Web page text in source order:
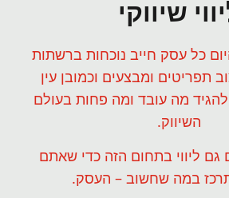
שיווקי
כל עסק חייב נוכחות ברשתות
תפריטים ומבצעים וכמובן עין
מה עובד ומה פחות בעולם
השיווק.
גם ליווי בתחום הזה כדי שאתם
במה שחשוב – העסק.